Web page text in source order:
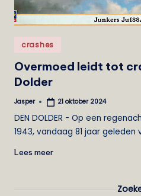
Geplaatst
crashes
Overmoed leidt tot
Dolder
Geplaatst
Jasper 21 oktober 2024
DEN DOLDER - Op een
1943, vandaag 81 jaar geleden
Lees meer